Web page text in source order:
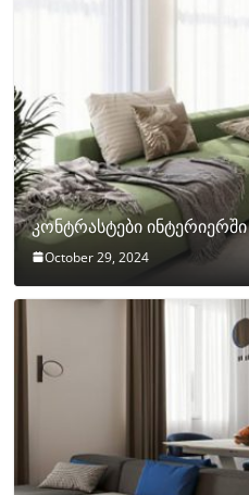
კონტრასტები ინტერიერში
October 29, 2024